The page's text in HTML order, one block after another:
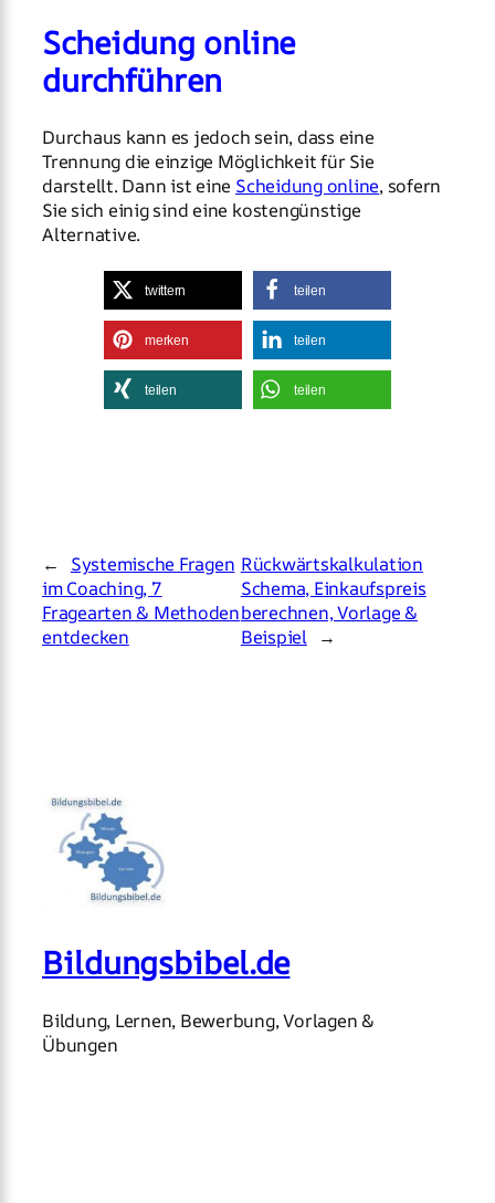
Scheidung online
durchführen
Durchaus kann es jedoch sein, dass eine
Trennung die einzige Möglichkeit für Sie
darstellt. Dann ist eine Scheidung online, sofern
Sie sich einig sind eine kostengünstige
Alternative.
twittern teilen
merken teilen
teilen teilen
←
Systemische Fragen
im Coaching, 7
Fragearten & Methoden
entdecken
Rückwärtskalkulation
Schema, Einkaufspreis
berechnen, Vorlage &
Beispiel →
Bildungsbibel.de
Bildung, Lernen, Bewerbung, Vorlagen &
Übungen